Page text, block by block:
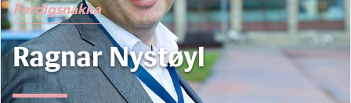
Ferdigsnakka
Ragnar Nystøyl